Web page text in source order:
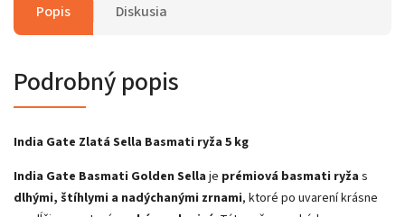
Popis Diskusia
Podrobný popis
India Gate Zlatá Sella Basmati ryža 5 kg
India Gate Basmati Golden Sella je prémiová basmati ryža s
dlhými, štíhlymi a nadýchanými zrnami, ktoré po uvarení krásne